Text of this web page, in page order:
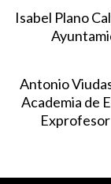
Isabel Plano
Antonio
Academia de